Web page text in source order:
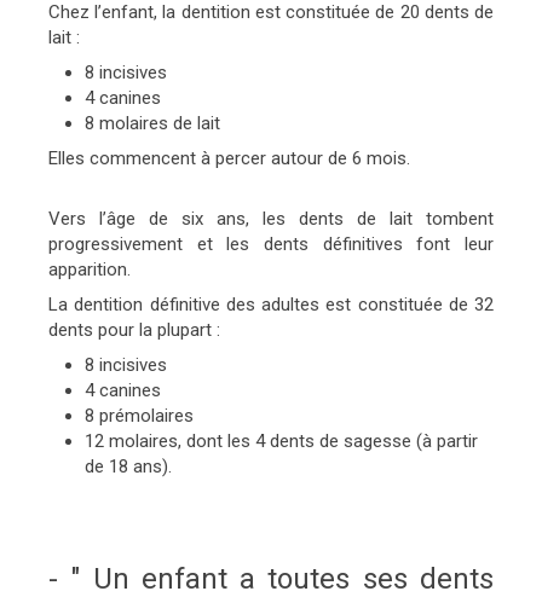
Chez l’enfant, la dentition est constituée de 20 dents de
lait :
8 incisives
4 canines
8 molaires de lait
Elles commencent à percer autour de 6 mois.
Vers l’âge de six ans, les dents de lait tombent
progressivement et les dents définitives font leur
apparition.
La dentition définitive des adultes est constituée de 32
dents pour la plupart :
8 incisives
4 canines
8 prémolaires
12 molaires, dont les 4 dents de sagesse (à partir
de 18 ans).
- " Un enfant a toutes ses dents